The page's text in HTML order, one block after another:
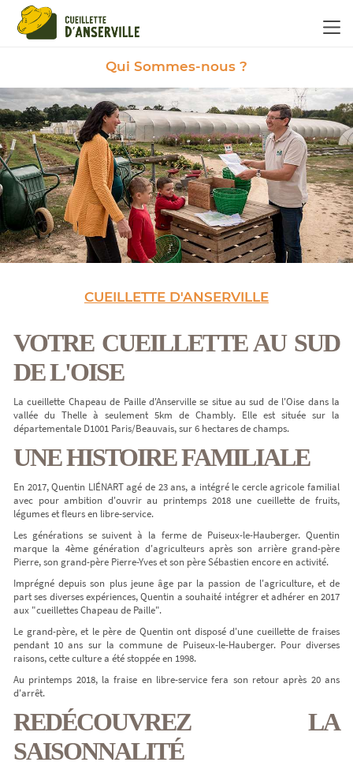
Qui Sommes-nous ?
CUEILLETTE D'ANSERVILLE
VOTRE CUEILLETTE AU SUD
DE L'OISE
La cueillette Chapeau de Paille d'Anserville se situe au sud de l'Oise dans la
vallée du Thelle à seulement 5km de Chambly. Elle est située sur la
départementale D1001 Paris/Beauvais, sur 6 hectares de champs.
UNE HISTOIRE FAMILIALE
En 2017, Quentin LIÉNART agé de 23 ans, a intégré le cercle agricole familial
avec pour ambition d'ouvrir au printemps 2018 une cueillette de fruits,
légumes et fleurs en libre-service.
Les générations se suivent à la ferme de Puiseux-le-Hauberger. Quentin
marque la 4ème génération d'agriculteurs après son arrière grand-père
Pierre, son grand-père Pierre-Yves et son père Sébastien encore en activité.
Imprégné depuis son plus jeune âge par la passion de l'agriculture, et de
part ses diverses expériences, Quentin a souhaité intégrer et adhérer en 2017
aux "cueillettes Chapeau de Paille".
Le grand-père, et le père de Quentin ont disposé d'une cueillette de fraises
pendant 10 ans sur la commune de Puiseux-le-Hauberger. Pour diverses
raisons, cette culture a été stoppée en 1998.
Au printemps 2018, la fraise en libre-service fera son retour après 20 ans
d'arrêt.
REDÉCOUVREZ LA
SAISONNALITÉ
Panneau de gestion des cookies